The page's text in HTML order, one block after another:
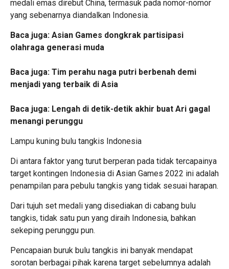
medali emas direbut China, termasuk pada nomor-nomor
yang sebenarnya diandalkan Indonesia.
Baca juga: Asian Games dongkrak partisipasi
olahraga generasi muda
Baca juga: Tim perahu naga putri berbenah demi
menjadi yang terbaik di Asia
Baca juga: Lengah di detik-detik akhir buat Ari gagal
menangi perunggu
Lampu kuning bulu tangkis Indonesia
Di antara faktor yang turut berperan pada tidak tercapainya
target kontingen Indonesia di Asian Games 2022 ini adalah
penampilan para pebulu tangkis yang tidak sesuai harapan.
Dari tujuh set medali yang disediakan di cabang bulu
tangkis, tidak satu pun yang diraih Indonesia, bahkan
sekeping perunggu pun.
Pencapaian buruk bulu tangkis ini banyak mendapat
sorotan berbagai pihak karena target sebelumnya adalah